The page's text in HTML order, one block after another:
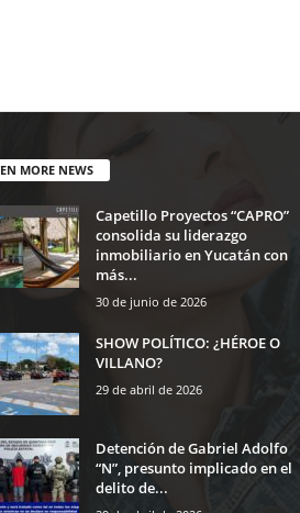
MORE NEWS
Capetillo Proyectos “CAPRO”
consolida su liderazgo
inmobiliario en Yucatán con
más...
30 de junio de 2026
SHOW POLÍTICO: ¿HÉROE O
VILLANO?
29 de abril de 2026
Detención de Gabriel Adolfo
“N”, presunto implicado en el
delito de...